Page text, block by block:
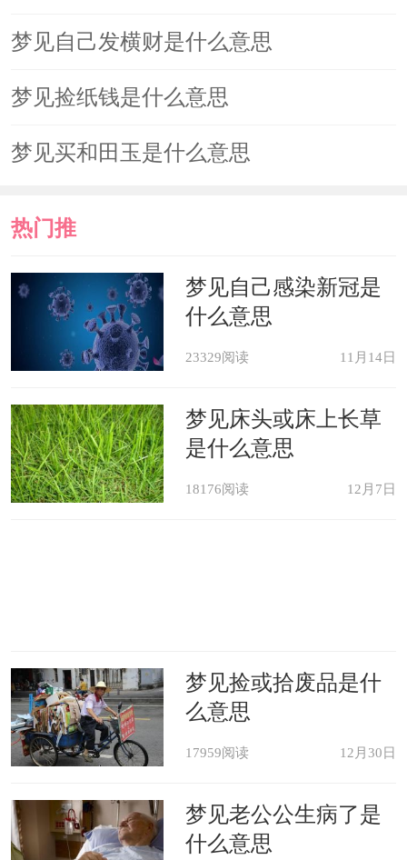
梦见自己发横财是什么意思
梦见捡纸钱是什么意思
梦见买和田玉是什么意思
热门推
荐
梦见自己感染新冠是
什么意思
23329阅读 11月14日
梦见床头或床上长草
是什么意思
18176阅读 12月7日
梦见捡或拾废品是什
么意思
17959阅读 12月30日
梦见老公公生病了是
什么意思